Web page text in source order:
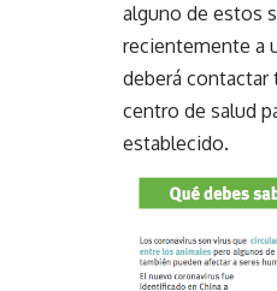
alguno de estos
recientemente a
deberá
centro de salud
establecido.